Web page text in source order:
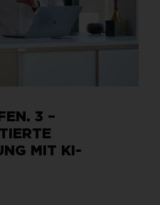
3 –
MIT KI-